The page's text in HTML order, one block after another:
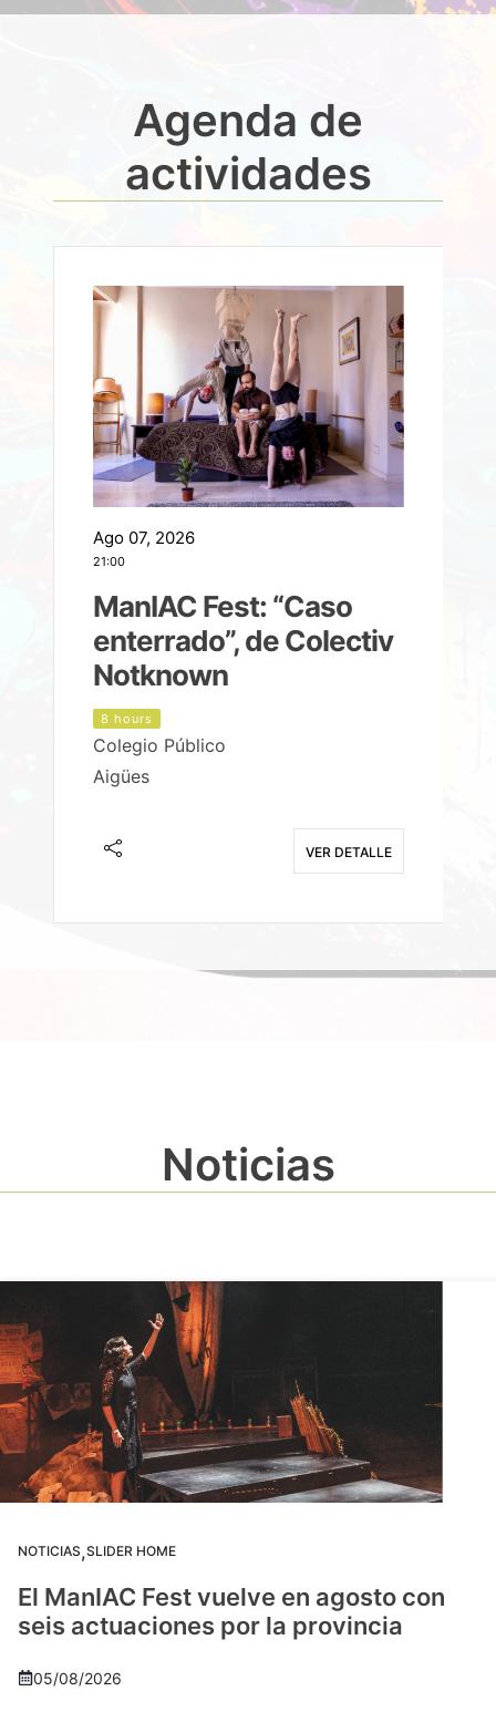
Agenda de
actividades
Ago 07, 2026
21:00
ManIAC Fest: “Caso
enterrado”, de Colectiv
Notknown
8 hours
Colegio Público
Aigües
VER DETALLE
Noticias
NOTICIAS,SLIDER HOME
El ManIAC Fest vuelve en agosto con
seis actuaciones por la provincia
05/08/2026